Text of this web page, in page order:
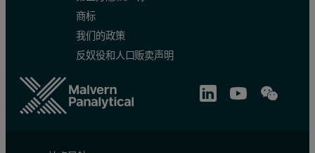
商标
我们的政策
反奴役和人口贩卖声明